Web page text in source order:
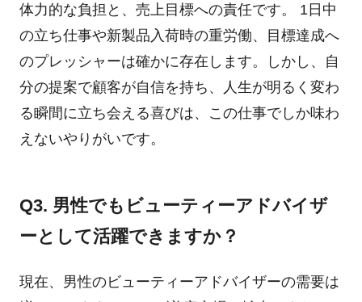
体力的な負担と、売上目標への責任です。 1日中
の立ち仕事や新製品入荷時の重労働、目標達成へ
のプレッシャーは確かに存在します。しかし、自
分の提案で顧客が自信を持ち、人生が明るく変わ
る瞬間に立ち会える喜びは、この仕事でしか味わ
えないやりがいです。
Q3. 男性でもビューティーアドバイザ
ーとして活躍できますか？
現在、男性のビューティーアドバイザーの需要は